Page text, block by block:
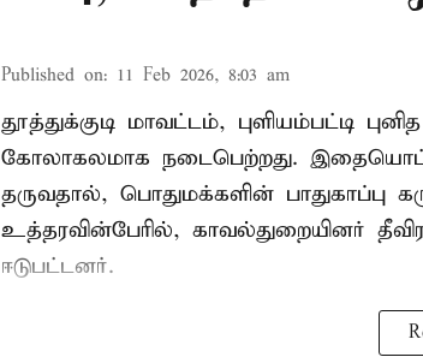
Published on: 11 Feb 2026, 8:03 am
தூத்துக்குடி மாவட்டம், புளியம்பட்டி
கோலாகலமாக நடைபெற்றது.
தருவதால், பொதுமக்களின் பாதுகாப்பு
உத்தரவின்பேரில், காவல்துறையினர்
ஈடுபட்டனர்.